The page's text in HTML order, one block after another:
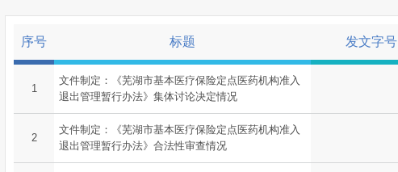
序号 标题 发文字号
1
文件制定：《芜湖市基本医疗保险定点医药机构准入
退出管理暂行办法》集体讨论决定情况
2
文件制定：《芜湖市基本医疗保险定点医药机构准入
退出管理暂行办法》合法性审查情况